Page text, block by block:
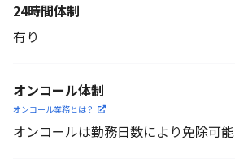
24時間体制
有り
オンコール体制
オンコール業務とは？
オンコールは勤務日数により免除可能